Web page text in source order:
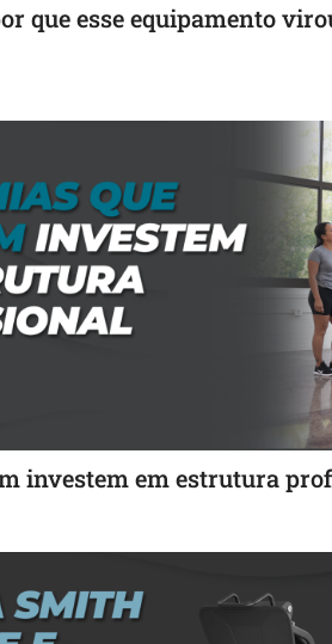
que esse equipamento
investem em estrutura